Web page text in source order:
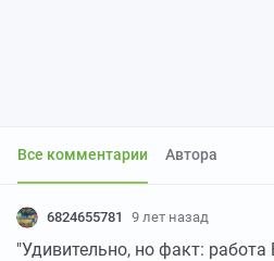
Все комментарии Автора
6824655781 9 лет назад
"Удивительно, но факт: